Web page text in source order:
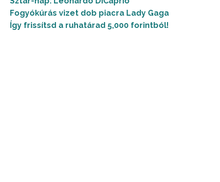
Fogyókúrás vizet dob piacra Lady Gaga
Így frissítsd a ruhatárad 5,000 forintból!